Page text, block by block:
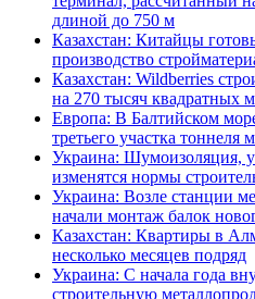
длиной до 750 м
Казахстан: Китайцы
производство
Казахстан: Wildberries
на 270 тысяч квадратных
Европа: В Балтийском
третьего участка
Украина: Шумоизоляция,
изменятся нормы
Украина: Возле станции
начали монтаж балок
Казахстан: Квартиры в
несколько месяцев подряд
Украина: С начала года
строительную